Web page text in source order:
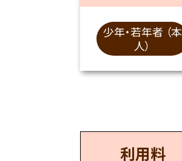
少年・若年者 （本
人）
利用料